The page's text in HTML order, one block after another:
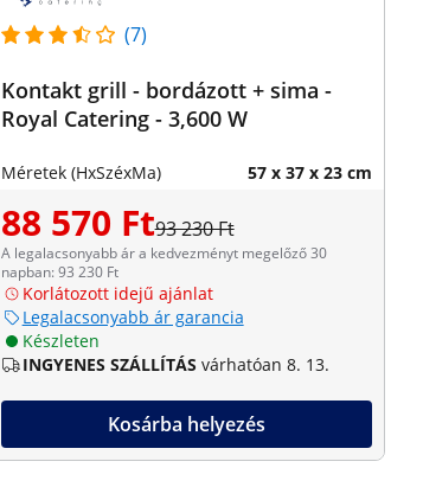
(7)
Kontakt grill - bordázott + sima -
Royal Catering - 3,600 W
Méretek (HxSzéxMa) 57 x 37 x 23 cm
88 570 Ft93 230 Ft
A legalacsonyabb ár a kedvezményt megelőző 30
napban: 93 230 Ft
Korlátozott idejű ajánlat
Legalacsonyabb ár garancia
Készleten
INGYENES SZÁLLÍTÁS várhatóan 8. 13.
Kosárba helyezés